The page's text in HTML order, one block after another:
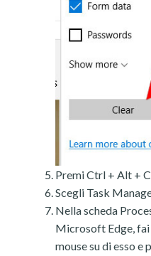
Premi Ctrl + Alt +
Scegli Task
Nella scheda
Microsoft Edge,
mouse su di esso